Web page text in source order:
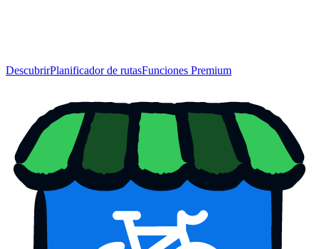
DescubrirPlanificador de rutasFunciones Premium